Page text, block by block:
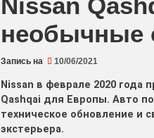
необычные
Запись на 10/06/2021
Nissan в феврале 2020 года
Qashqai для Европы. Авто
техническое обновление и
экстерьера.